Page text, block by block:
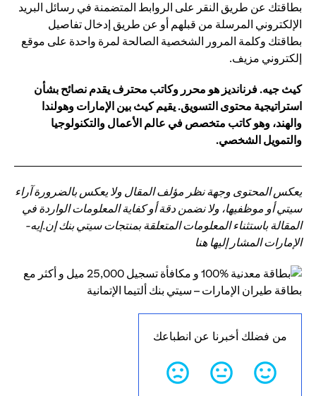
بطاقتك عن طريق النقر على الروابط المتضمنة في رسائل البريد
الإلكتروني المرسلة من قبلهم أو عن طريق إدخال تفاصيل
بطاقتك وكلمة المرور الشخصية الصالحة لمرة واحدة على موقع
إلكتروني مزيف.
كيث جيه. فرنانديز هو محرر وكاتب محترف يقدم نصائح بشأن
استراتيجية محتوى التسويق. يقيم كيث بين الإمارات وهولندا
والهند، وهو كاتب متخصص في عالم الأعمال والتكنولوجيا
والتمويل الشخصي.
يعكس المحتوى وجهة نظر مؤلف المقال ولا يعكس بالضرورة آراء
سيتي أو موظفيها، ولا نضمن دقة أو كفاية المعلومات الواردة في
المقالة باستثناء المعلومات المتعلقة بمنتجات سيتي بنك إن.إيه-
الإمارات المشار إليها هنا
من فضلك أخبرنا عن انطباعك